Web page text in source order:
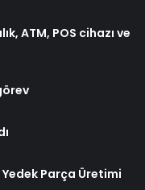
ATM, POS cihazı ve
Parça Üretimi